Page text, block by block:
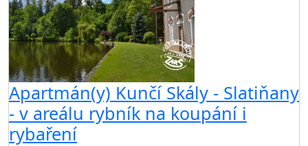
Apartmán(y) Kunčí Skály - Slatiňany
- v areálu rybník na koupání i
rybaření